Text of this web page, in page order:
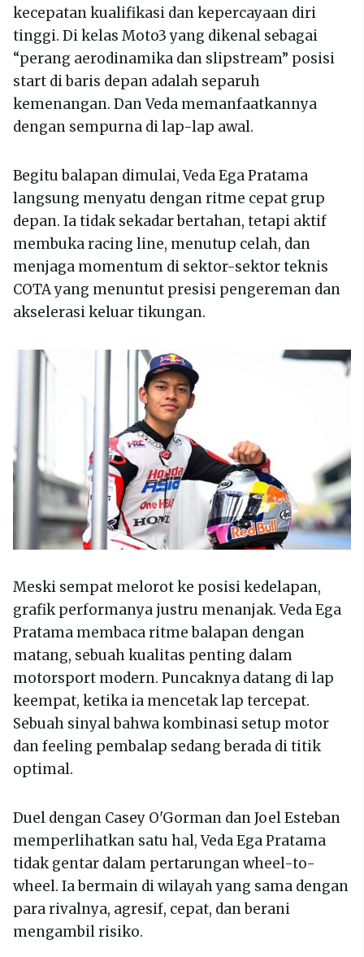
kecepatan kualifikasi dan kepercayaan diri
tinggi. Di kelas Moto3 yang dikenal sebagai
“perang aerodinamika dan slipstream” posisi
start di baris depan adalah separuh
kemenangan. Dan Veda memanfaatkannya
dengan sempurna di lap-lap awal.
Begitu balapan dimulai, Veda Ega Pratama
langsung menyatu dengan ritme cepat grup
depan. Ia tidak sekadar bertahan, tetapi aktif
membuka racing line, menutup celah, dan
menjaga momentum di sektor-sektor teknis
COTA yang menuntut presisi pengereman dan
akselerasi keluar tikungan.
Meski sempat melorot ke posisi kedelapan,
grafik performanya justru menanjak. Veda Ega
Pratama membaca ritme balapan dengan
matang, sebuah kualitas penting dalam
motorsport modern. Puncaknya datang di lap
keempat, ketika ia mencetak lap tercepat.
Sebuah sinyal bahwa kombinasi setup motor
dan feeling pembalap sedang berada di titik
optimal.
Duel dengan Casey O'Gorman dan Joel Esteban
memperlihatkan satu hal, Veda Ega Pratama
tidak gentar dalam pertarungan wheel-to-
wheel. Ia bermain di wilayah yang sama dengan
para rivalnya, agresif, cepat, dan berani
mengambil risiko.